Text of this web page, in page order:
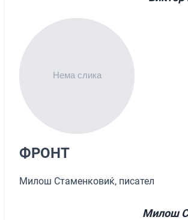
ФРОНТ
Милош Стаменковиќ, писател
Милош